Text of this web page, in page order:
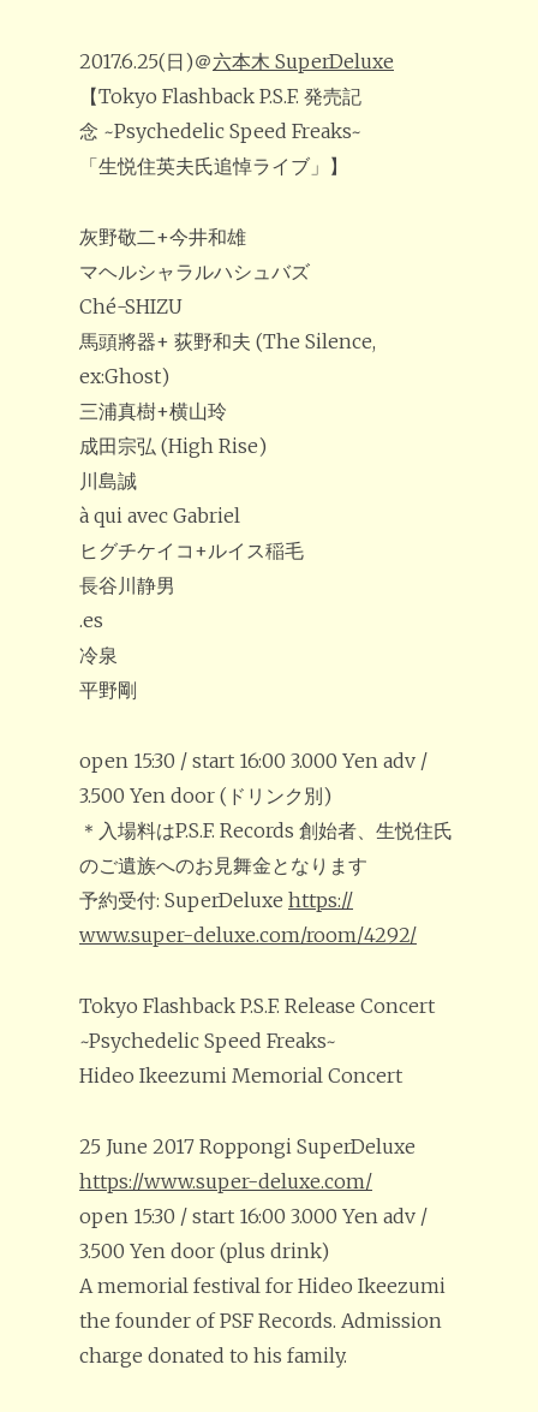
2017.6.25(日)＠六本木 SuperDeluxe
【Tokyo Flashback P.S.F. 発売記
念 ~Psychedelic Speed Freaks~
「生悦住英夫氏追悼ライブ」】
灰野敬二+今井和雄
マヘルシャラルハシュバズ
Ché-SHIZU
馬頭將器+ 荻野和夫 (The Silence,
ex:Ghost)
三浦真樹+横山玲
成田宗弘 (High Rise)
川島誠
à qui avec Gabriel
ヒグチケイコ+ルイス稲毛
長谷川静男
.es
冷泉
平野剛
open 15:30 / start 16:00 3.000 Yen adv /
3.500 Yen door (ドリンク別)
＊入場料はP.S.F. Records 創始者、生悦住氏
のご遺族へのお見舞金となります
予約受付: SuperDeluxe https://
www.super-deluxe.com/room/4292/
Tokyo Flashback P.S.F. Release Concert
~Psychedelic Speed Freaks~
Hideo Ikeezumi Memorial Concert
25 June 2017 Roppongi SuperDeluxe
https://www.super-deluxe.com/
open 15:30 / start 16:00 3.000 Yen adv /
3.500 Yen door (plus drink)
A memorial festival for Hideo Ikeezumi
the founder of PSF Records. Admission
charge donated to his family.